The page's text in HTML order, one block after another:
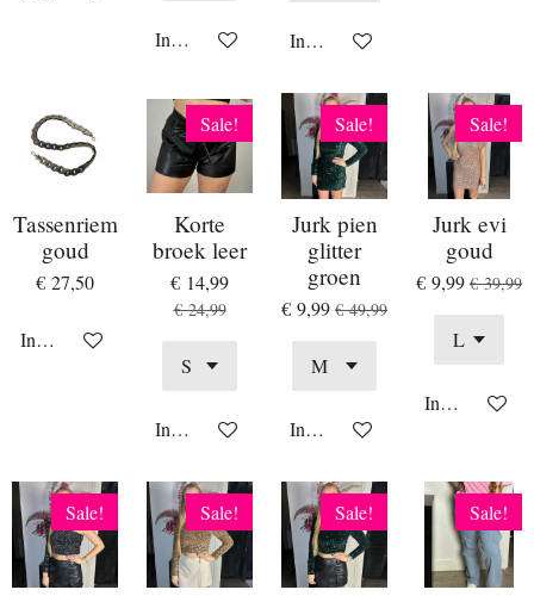
In winkelwagen In winkelwagen
Tassenriem
goud
€ 27,50
In winkelwagen
Sale!
Korte
broek leer
€ 14,99
€ 24,99
In winkelwagen
Sale!
Jurk pien
glitter
groen
€ 9,99 € 49,99
In winkelwagen
Sale!
Jurk evi
goud
€ 9,99 € 39,99
In
Sale! Sale! Sale! Sale!